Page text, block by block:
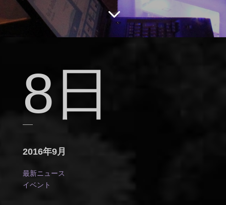
3
8日
2016年9月
最新ニュース
イベント